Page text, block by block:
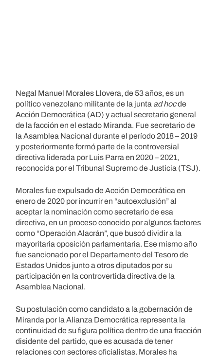
Negal Manuel Morales Llovera, de 53 años, es un
político venezolano militante de la junta ad hocde
Acción Democrática (AD) y actual secretario general
de la facción en el estado Miranda. Fue secretario de
la Asamblea Nacional durante el período 2018 – 2019
y posteriormente formó parte de la controversial
directiva liderada por Luis Parra en 2020 – 2021,
reconocida por el Tribunal Supremo de Justicia (TSJ).
Morales fue expulsado de Acción Democrática en
enero de 2020 por incurrir en “autoexclusión” al
aceptar la nominación como secretario de esa
directiva, en un proceso conocido por algunos factores
como “Operación Alacrán”, que buscó dividir a la
mayoritaria oposición parlamentaria. Ese mismo año
fue sancionado por el Departamento del Tesoro de
Estados Unidos junto a otros diputados por su
participación en la controvertida directiva de la
Asamblea Nacional.
Su postulación como candidato a la gobernación de
Miranda por la Alianza Democrática representa la
continuidad de su figura política dentro de una fracción
disidente del partido, que es acusada de tener
relaciones con sectores oficialistas. Morales ha